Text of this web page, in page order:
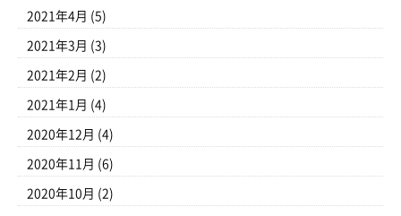
2021年4月 (5)
2021年3月 (3)
2021年2月 (2)
2021年1月 (4)
2020年12月 (4)
2020年11月 (6)
2020年10月 (2)